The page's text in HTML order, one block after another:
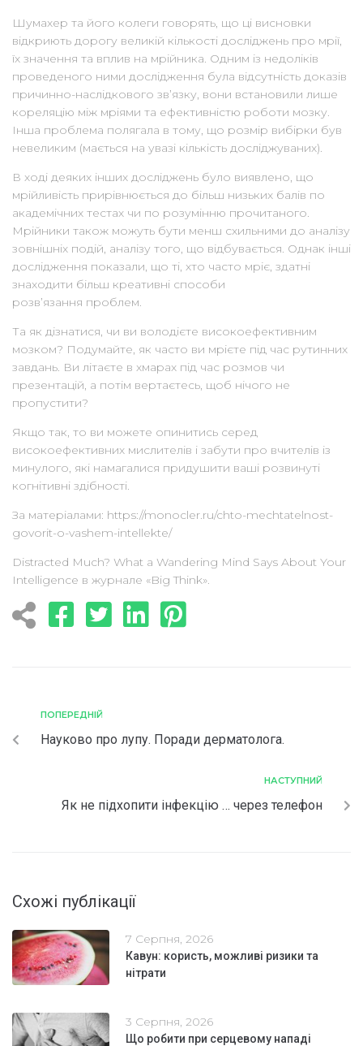
Шумахер та його колеги говорять, що ці висновки
відкриють дорогу великій кількості досліджень про мрії,
їх значення та вплив на мрійника. Одним із недоліків
проведеного ними дослідження була відсутність доказів
причинно-наслідкового зв’язку, вони встановили лише
кореляцію між мріями та ефективністю роботи мозку.
Інша проблема полягала в тому, що розмір вибірки був
невеликим (мається на увазі кількість досліджуваних).
В ході деяких інших досліджень було виявлено, що
мрійливість прирівнюється до більш низьких балів по
академічних тестах чи по розумінню прочитаного.
Мрійники також можуть бути менш схильними до аналізу
зовнішніх подій, аналізу того, що відбувається. Однак інші
дослідження показали, що ті, хто часто мріє, здатні
знаходити більш креативні способи
розв’язання проблем.
Та як дізнатися, чи ви володієте високоефективним
мозком? Подумайте, як часто ви мрієте під час рутинних
завдань. Ви літаєте в хмарах під час розмов чи
презентацій, а потім вертаєтесь, щоб нічого не
пропустити?
Якщо так, то ви можете опинитись серед
високоефективних мислителів і забути про вчителів із
минулого, які намагалися придушити ваші розвинуті
когнітивні здібності.
За матеріалами: https://monocler.ru/chto-mechtatelnost-
govorit-o-vashem-intellekte/
Distracted Much? What a Wandering Mind Says About Your
Intelligence в журнале «Big Think».
ПОПЕРЕДНІЙ
Науково про лупу. Поради дерматолога.
НАСТУПНИЙ
Як не підхопити інфекцію … через телефон
Схожі публікації
7 Серпня, 2026
Кавун: користь, можливі ризики та
нітрати
3 Серпня, 2026
Що робити при серцевому нападі